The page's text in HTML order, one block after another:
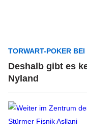
TORWART-POKER BEI
Deshalb gibt es
Nyland